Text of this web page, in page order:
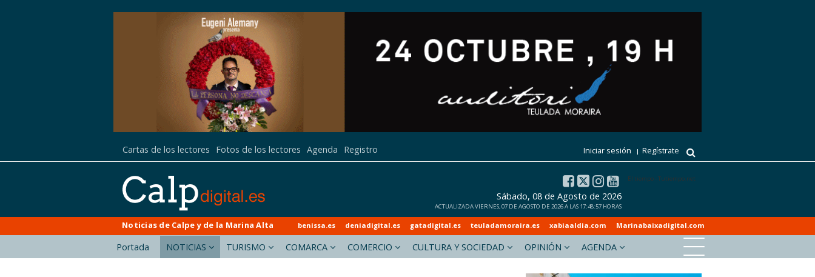
Cartas de los lectores Fotos de los lectores Agenda Registro Iniciar sesión Regístrate
El tiempo - Tutiempo.net
Sábado, 08 de Agosto de 2026
ACTUALIZADA VIERNES, 07 DE AGOSTO DE 2026 A LAS 17:48:57 HORAS
Noticias de Calpe y de la Marina Alta benissa.es deniadigital.es gatadigital.es teuladamoraira.es xabiaaldia.com Marinabaixadigital.com
Portada NOTICIAS TURISMO COMARCA COMERCIO CULTURA Y SOCIEDAD OPINIÓN AGENDA